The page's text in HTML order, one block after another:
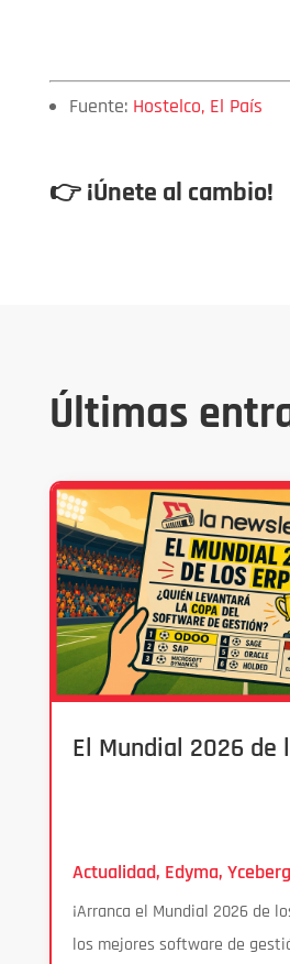
Fuente: Hostelco, El País
👉 ¡Únete al cambio!
Últimas
El Mundial 2026 de
Actualidad, Edyma, Yceberg
¡Arranca el Mundial 2026 de
los mejores software de